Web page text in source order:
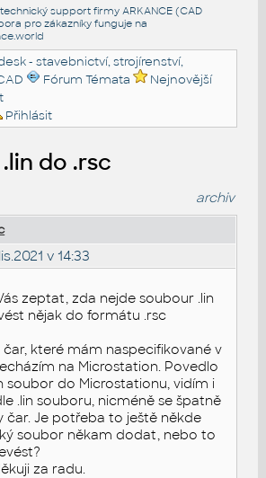
support firmy ARKANCE (CAD
pro zákazníky funguje na
- stavebnictví, strojírenství,
Fórum Témata
Nejnovější
Přihlásit
do .rsc
archiv
v 14:33
zeptat, zda nejde soubour .lin
nějak do formátu .rsc
které mám naspecifikované v
na Microstation. Povedlo
soubor do Microstationu, vidím i
.lin souboru, nicméně se špatně
čar. Je potřeba to ještě někde
soubor někam dodat, nebo to
za radu.